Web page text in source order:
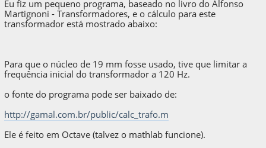
Eu fiz um pequeno programa, baseado no livro do Alfonso
Martignoni - Transformadores, e o cálculo para este
transformador está mostrado abaixo:
Para que o núcleo de 19 mm fosse usado, tive que limitar a
frequência inicial do transformador a 120 Hz.
o fonte do programa pode ser baixado de:
http://gamal.com.br/public/calc_trafo.m
Ele é feito em Octave (talvez o mathlab funcione).